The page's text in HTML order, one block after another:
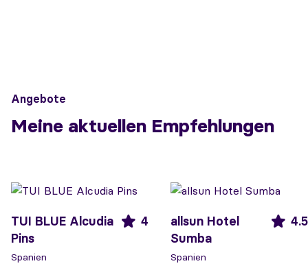
Angebote
Meine aktuellen Empfehlungen
TUI BLUE Alcudia
Pins
4
Spanien
allsun Hotel
Sumba
4.5
Spanien